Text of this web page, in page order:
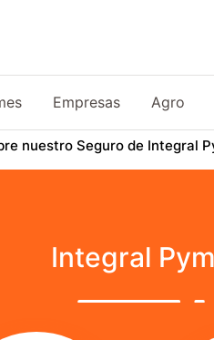
Empresas Agro
nuestro Seguro de Integral
Integral